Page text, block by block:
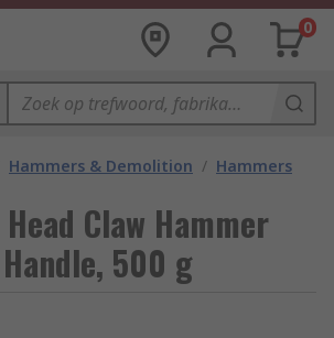
0
Hammers & Demolition / Hammers
Claw Hammer
500 g